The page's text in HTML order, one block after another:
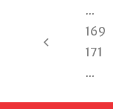
...
169
171
...